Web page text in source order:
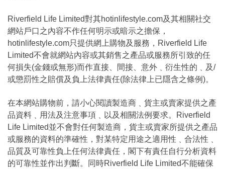
Riverfield Life Limited對其hotinlifestyle.com及其相關社交
網站戶口之內容不作任何明示或暗示之擔保，
hotinlifestyle.com只提供網上購物及服務，Riverfield Life
Limited不會就網站內容或其銷售之產品或服務所引致的任
何損失(金錢或無形)而作直接、間接、意外﹑衍生性的﹑及/
或懲罰性之賠償及負上法律責任(除法律上已隱含之條例)。
在本網站購物前，請小心閱讀製造商﹑貨主或賣家提供之產
品資料﹑用法及注意事項﹑以及相關法例要求。Riverfield
Life Limited並不會對任何製造商，貨主或賣家所提供之產品
或服務的資料的準確性，對某特定用途之適用性﹑合法性﹑
品質及可靠性負上任何法律責任，閣下有責任自行分析資料
的可靠性並作出判斷。同時Riverfield Life Limited不能確保